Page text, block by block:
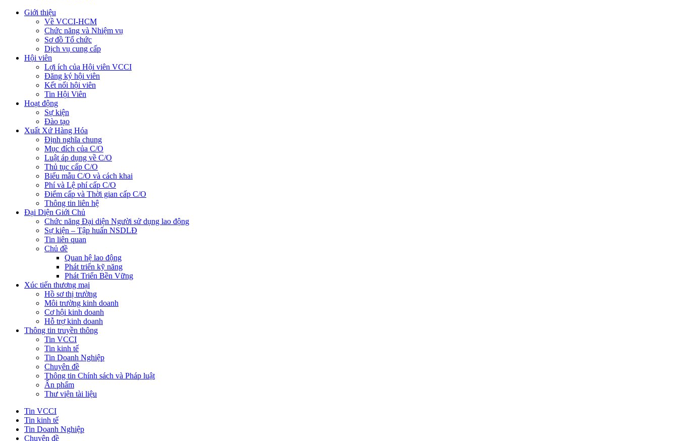
Giới thiệu
Về VCCI-HCM
Chức năng và Nhiệm vụ
Sơ đồ Tổ chức
Dịch vụ cung cấp
Hội viên
Lợi ích của Hội viên VCCI
Đăng ký hội viên
Kết nối hội viên
Tin Hội Viên
Hoạt động
Sự kiện
Đào tạo
Xuất Xứ Hàng Hóa
Định nghĩa chung
Mục đích của C/O
Luật áp dụng về C/O
Thủ tục cấp C/O
Biểu mẫu C/O và cách khai
Phí và Lệ phí cấp C/O
Điểm cấp và Thời gian cấp C/O
Thông tin liên hệ
Đại Diện Giới Chủ
Chức năng Đại diện Người sử dụng lao động
Sự kiện – Tập huấn NSDLĐ
Tin liên quan
Chủ đề
Quan hệ lao động
Phát triển kỹ năng
Phát Triển Bền Vững
Xúc tiến thương mại
Hồ sơ thị trường
Môi trường kinh doanh
Cơ hội kinh doanh
Hỗ trợ kinh doanh
Thông tin truyền thông
Tin VCCI
Tin kinh tế
Tin Doanh Nghiệp
Chuyên đề
Thông tin Chính sách và Pháp luật
Ấn phẩm
Thư viện tài liệu
Tin VCCI
Tin kinh tế
Tin Doanh Nghiệp
Chuyên đề